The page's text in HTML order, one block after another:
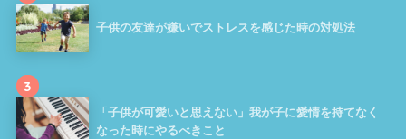
子供の友達が嫌いでストレスを感じた時の対処法
3
「子供が可愛いと思えない」我が子に愛情を持てなく
なった時にやるべきこと